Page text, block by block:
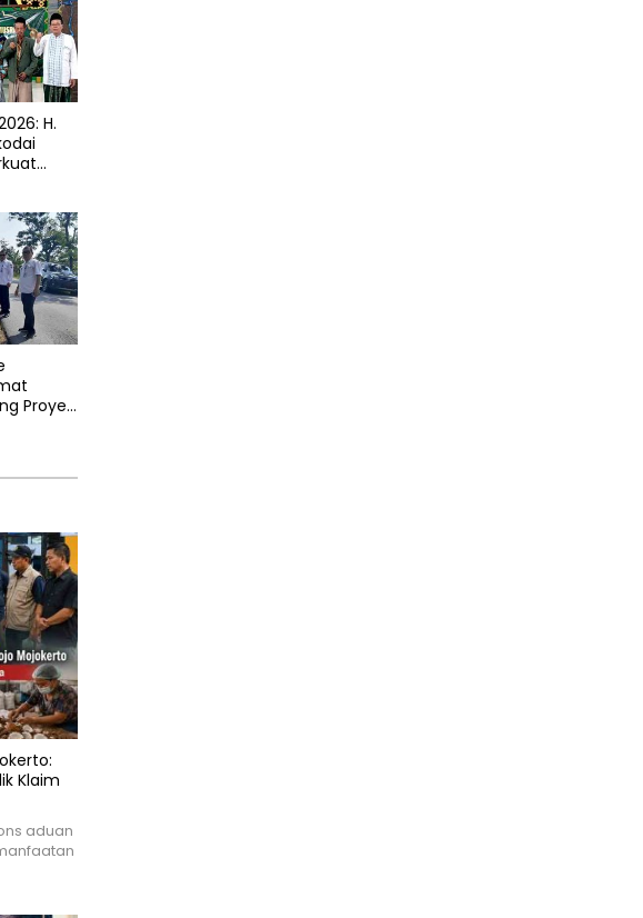
H.
Proyek
Klaim
aduan